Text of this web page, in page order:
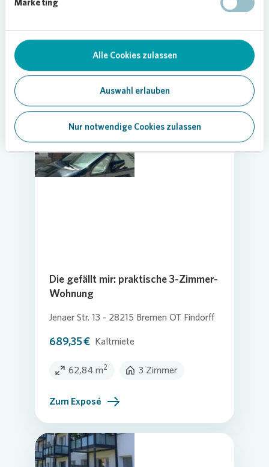
Marketing
Alle Cookies zulassen
Auswahl erlauben
Nur notwendige Cookies zulassen
742,60 €
63,2 m2 2 Zimmer
Die gefällt mir: praktische 3-Zimmer-
Wohnung
Jenaer Str. 13 - 28215 Bremen OT Findorff
689,35 € Kaltmiete
62,84 m2 3 Zimmer
Zum Exposé